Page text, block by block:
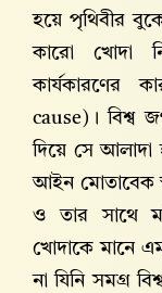
হয়ে পৃথিবীর
কারো খোদা
কার্যকারণের
cause)। বিশ্ব
দিয়ে সে আলাদা
আইন মোতাবেক
ও তার সাথে
খোদাকে মানে
না যিনি সমগ্র